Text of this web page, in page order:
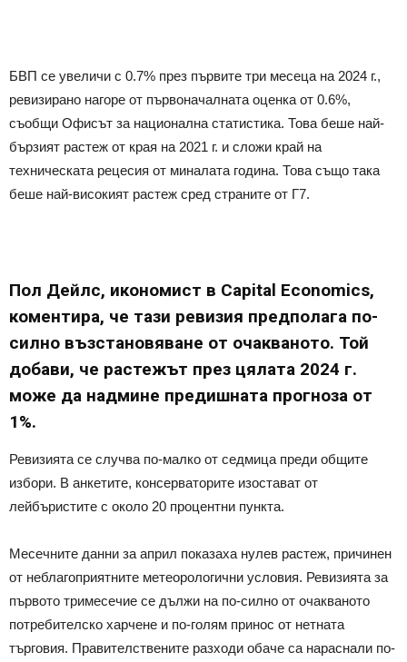
БВП се увеличи с 0.7% през първите три месеца на 2024 г.,
ревизирано нагоре от първоначалната оценка от 0.6%,
съобщи Офисът за национална статистика. Това беше най-
бързият растеж от края на 2021 г. и сложи край на
техническата рецесия от миналата година. Това също така
беше най-високият растеж сред страните от Г7.
Пол Дейлс, икономист в Capital Economics,
коментира, че тази ревизия предполага по-
силно възстановяване от очакваното. Той
добави, че растежът през цялата 2024 г.
може да надмине предишната прогноза от
1%.
Ревизията се случва по-малко от седмица преди общите
избори. В анкетите, консерваторите изостават от
лейбъристите с около 20 процентни пункта.
Месечните данни за април показаха нулев растеж, причинен
от неблагоприятните метеорологични условия. Ревизията за
първото тримесечие се дължи на по-силно от очакваното
потребителско харчене и по-голям принос от нетната
търговия. Правителствените разходи обаче са нараснали по-